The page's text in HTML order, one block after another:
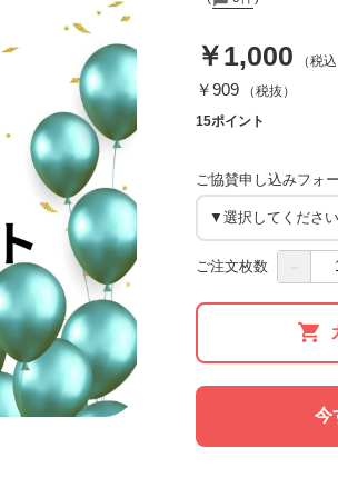
￥1,000 （税込
￥909 （税抜）
15ポイント
ご協賛申し込みフォ
ご注文枚数
今